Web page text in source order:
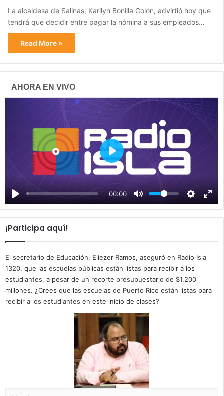
La alcaldesa de Salinas, Karilyn Bonilla Colón, advirtió hoy que
tendrá que decidir entre pagar la nómina a sus empleados…
Read More »
AHORA EN VIVO
00:00
P
a
y
¡Participa aquí!
El secretario de Educación, Eliezer Ramos, aseguró en Radio Isla
1320, que las escuelas públicas están listas para recibir a los
estudiantes, a pesar de un recorte presupuestario de $1,200
millones. ¿Crees que las escuelas de Puerto Rico están listas para
recibir a los estudiantes en este inicio de clases?